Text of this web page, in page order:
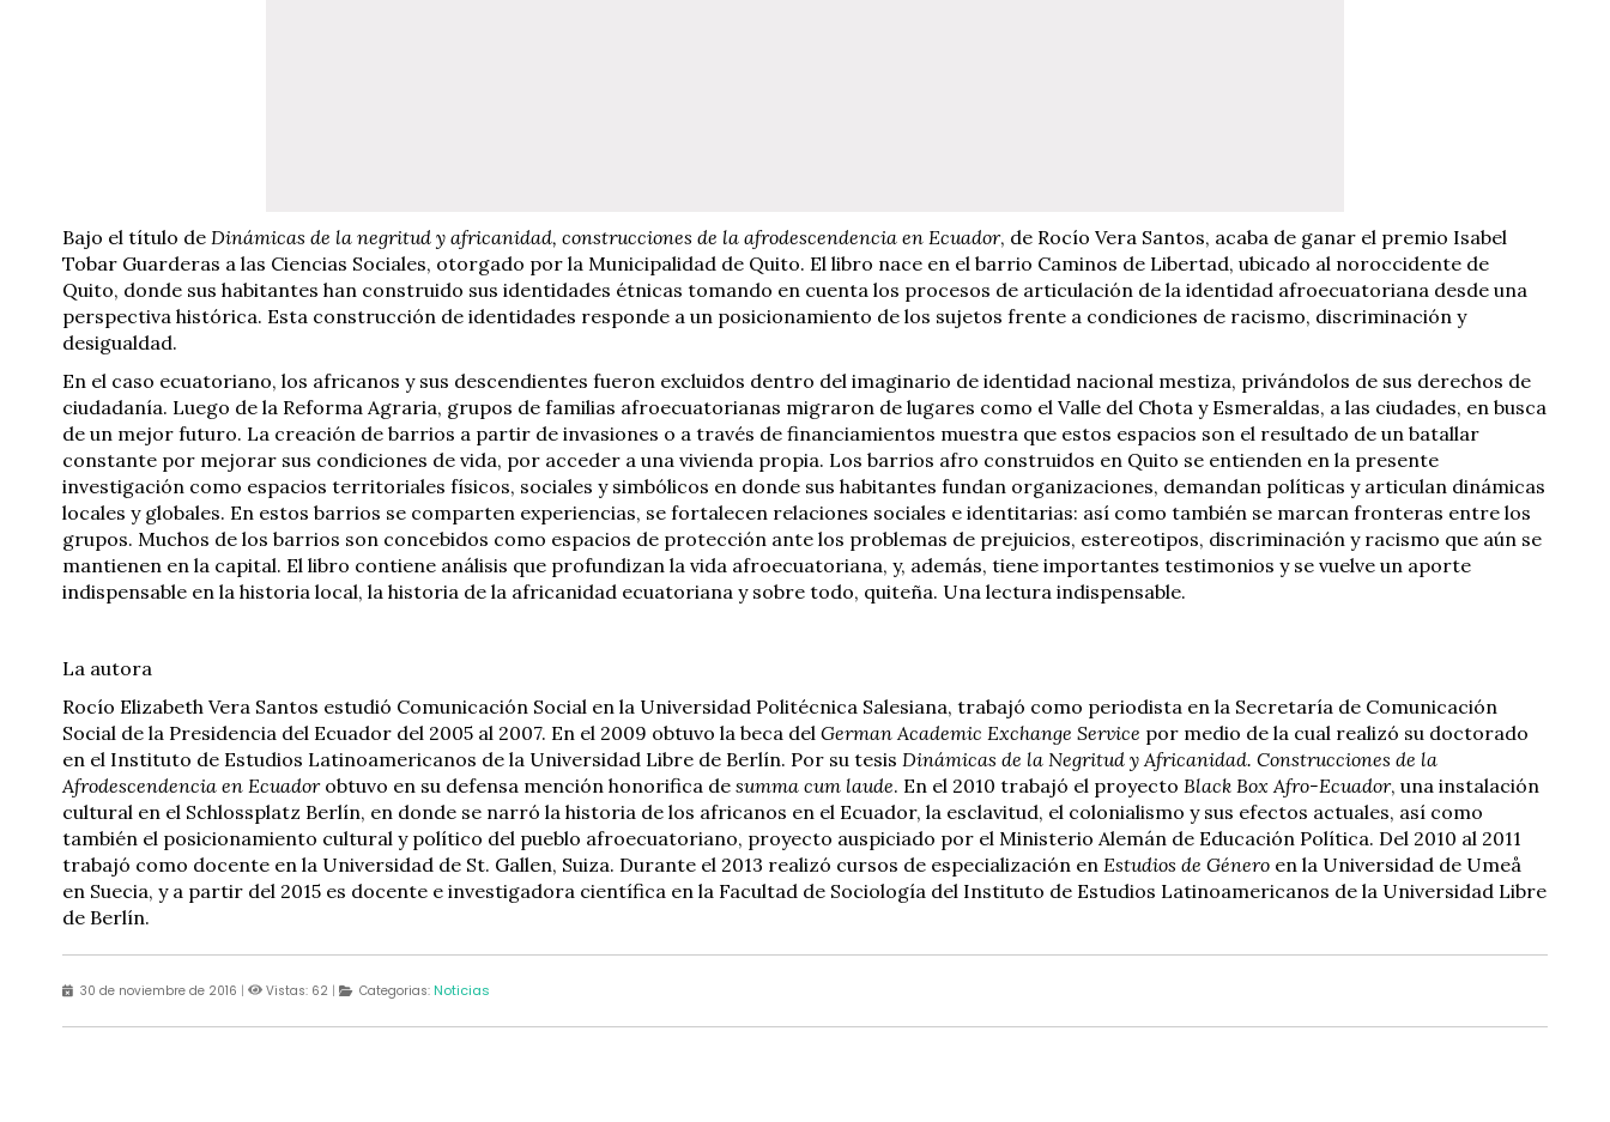
Bajo el título de Dinámicas de la negritud y africanidad, construcciones de la afrodescendencia en Ecuador, de Rocío Vera Santos, acaba de ganar el premio Isabel
Tobar Guarderas a las Ciencias Sociales, otorgado por la Municipalidad de Quito. El libro nace en el barrio Caminos de Libertad, ubicado al noroccidente de
Quito, donde sus habitantes han construido sus identidades étnicas tomando en cuenta los procesos de articulación de la identidad afroecuatoriana desde una
perspectiva histórica. Esta construcción de identidades responde a un posicionamiento de los sujetos frente a condiciones de racismo, discriminación y
desigualdad.
En el caso ecuatoriano, los africanos y sus descendientes fueron excluidos dentro del imaginario de identidad nacional mestiza, privándolos de sus derechos de
ciudadanía. Luego de la Reforma Agraria, grupos de familias afroecuatorianas migraron de lugares como el Valle del Chota y Esmeraldas, a las ciudades, en busca
de un mejor futuro. La creación de barrios a partir de invasiones o a través de financiamientos muestra que estos espacios son el resultado de un batallar
constante por mejorar sus condiciones de vida, por acceder a una vivienda propia. Los barrios afro construidos en Quito se entienden en la presente
investigación como espacios territoriales físicos, sociales y simbólicos en donde sus habitantes fundan organizaciones, demandan políticas y articulan dinámicas
locales y globales. En estos barrios se comparten experiencias, se fortalecen relaciones sociales e identitarias: así como también se marcan fronteras entre los
grupos. Muchos de los barrios son concebidos como espacios de protección ante los problemas de prejuicios, estereotipos, discriminación y racismo que aún se
mantienen en la capital. El libro contiene análisis que profundizan la vida afroecuatoriana, y, además, tiene importantes testimonios y se vuelve un aporte
indispensable en la historia local, la historia de la africanidad ecuatoriana y sobre todo, quiteña. Una lectura indispensable.
La autora
Rocío Elizabeth Vera Santos estudió Comunicación Social en la Universidad Politécnica Salesiana, trabajó como periodista en la Secretaría de Comunicación
Social de la Presidencia del Ecuador del 2005 al 2007. En el 2009 obtuvo la beca del German Academic Exchange Service por medio de la cual realizó su doctorado
en el Instituto de Estudios Latinoamericanos de la Universidad Libre de Berlín. Por su tesis Dinámicas de la Negritud y Africanidad. Construcciones de la
Afrodescendencia en Ecuadorobtuvo en su defensa mención honorifica de summa cum laude. En el 2010 trabajó el proyecto Black Box Afro-Ecuador, una instalación
cultural en el Schlossplatz Berlín, en donde se narró la historia de los africanos en el Ecuador, la esclavitud, el colonialismo y sus efectos actuales, así como
también el posicionamiento cultural y político del pueblo afroecuatoriano, proyecto auspiciado por el Ministerio Alemán de Educación Política. Del 2010 al 2011
trabajó como docente en la Universidad de St. Gallen, Suiza. Durante el 2013 realizó cursos de especialización en Estudios de Género en la Universidad de Umeå
en Suecia, y a partir del 2015 es docente e investigadora científica en la Facultad de Sociología del Instituto de Estudios Latinoamericanos de la Universidad Libre
de Berlín.
30 de noviembre de 2016 | Vistas: 62 | Categorias: Noticias